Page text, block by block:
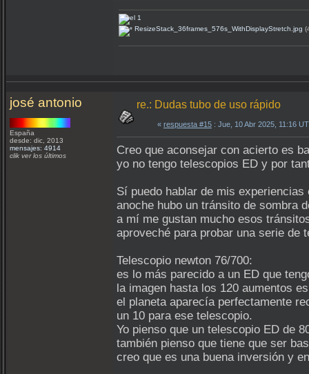
ResizeStack_36frames_576s_WithDisplayStretch.jpg
josé antonio
España
desde: dic, 2013
mensajes: 4914
clik ver los últimos
re.: Dudas tubo de uso rápido
« respuesta #15 : Jue, 10 Abr 2025, 11:16
Creo que aconsejar con acierto es
yo no tengo telescopios ED y por
Sí puedo hablar de mis
anoche hubo un tránsito de sombra
a mí me gustan mucho esos
aproveché para probar una serie de
Telescopio newton 76/700:
es lo más parecido a un ED que
la imagen hasta los 120 aumentos
el planeta aparecía perfectamente
un 10 para ese telescopio.
Yo pienso que un telescopio ED de
también pienso que tiene que ser
creo que es una buena inversión y